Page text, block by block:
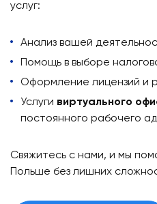
услуг:
Анализ вашей
Помощь в выборе
Оформление лицензий и
Услуги виртуального
постоянного рабочего
Свяжитесь с нами, и мы
Польше без лишних